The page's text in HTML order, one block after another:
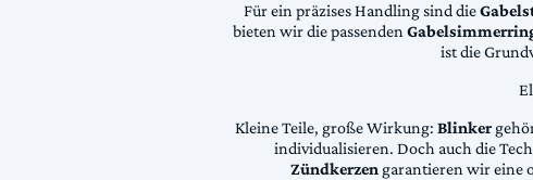
Für ein präzises Handling sind die
bieten wir die passenden
ist die
Kleine Teile, große Wirkung: Blinker
individualisieren. Doch auch die
Zündkerzen garantieren wir eine